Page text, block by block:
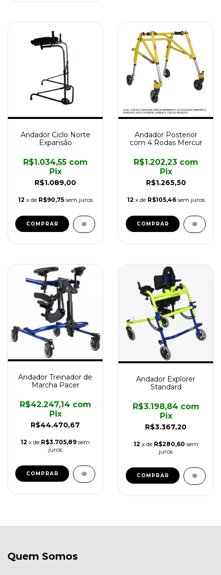
Andador Ciclo Norte
Expansão
R$1.089,00
R$1.034,55 com
Pix
12 x de R$90,75 sem juros
COMPRAR
Andador Posterior
com 4 Rodas Mercur
R$1.265,50
R$1.202,23 com
Pix
12 x de R$105,46 sem juros
COMPRAR
Andador Treinador de
Marcha Pacer
R$44.470,67
R$42.247,14 com
Pix
12 x de R$3.705,89 sem
juros
COMPRAR
Andador Explorer
Standard
R$3.367,20
R$3.198,84 com
Pix
12 x de R$280,60 sem
juros
COMPRAR
Quem Somos